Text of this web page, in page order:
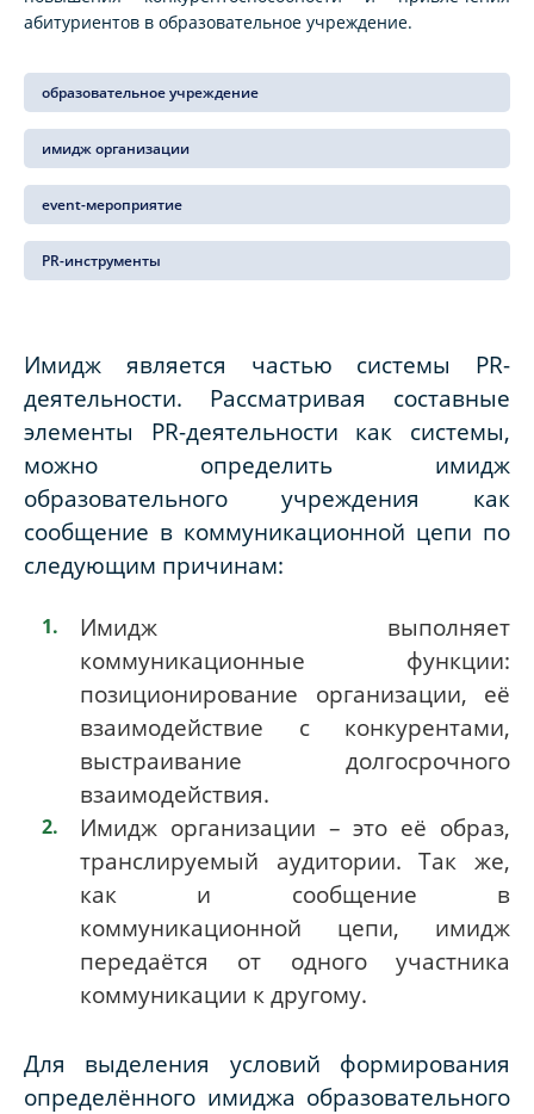
абитуриентов в образовательное учреждение.
образовательное учреждение
имидж организации
event-мероприятие
PR-инструменты
Имидж является частью системы PR-
деятельности. Рассматривая составные
элементы PR-деятельности как системы,
можно определить имидж
образовательного учреждения как
сообщение в коммуникационной цепи по
следующим причинам:
Имидж выполняет
коммуникационные функции:
позиционирование организации, её
взаимодействие с конкурентами,
выстраивание долгосрочного
взаимодействия.
Имидж организации – это её образ,
транслируемый аудитории. Так же,
как и сообщение в
коммуникационной цепи, имидж
передаётся от одного участника
коммуникации к другому.
Для выделения условий формирования
определённого имиджа образовательного